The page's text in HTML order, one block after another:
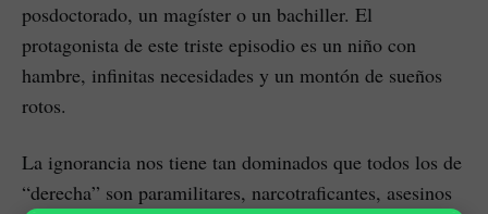
posdoctorado, un magíster o un bachiller. El
protagonista de este triste episodio es un niño con
hambre, infinitas necesidades y un montón de sueños
rotos.
La ignorancia nos tiene tan dominados que todos los de
“derecha” son paramilitares, narcotraficantes, asesinos